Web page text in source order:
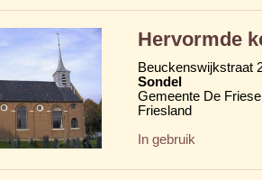
Hervormde
Beuckenswijkstraat
Sondel
Gemeente De
Friesland
In gebruik